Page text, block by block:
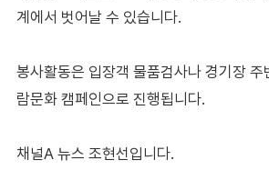
계에서 벗어날 수 있습니다.
봉사활동은 입장객 물품검사나 경기장
람문화 캠페인으로 진행됩니다.
채널A 뉴스 조현선입니다.